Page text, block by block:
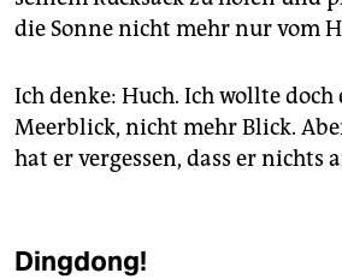
die Sonne nicht mehr nur vom
Ich denke: Huch. Ich wollte
Meerblick, nicht mehr Blick.
hat er vergessen, dass er nichts
Dingdong!